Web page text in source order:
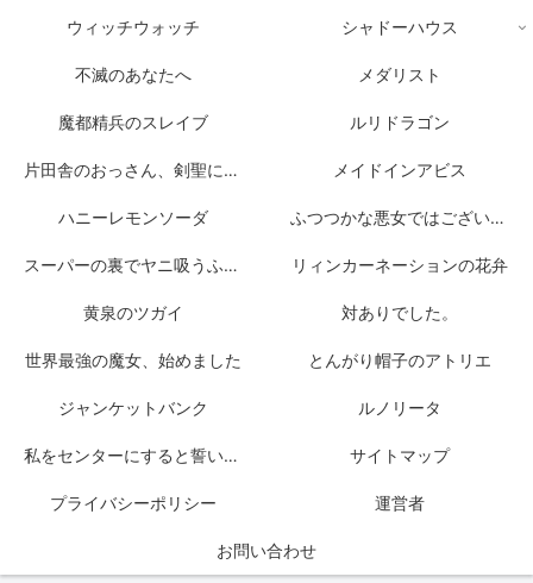
ウィッチウォッチ シャドーハウス
不滅のあなたへ メダリスト
魔都精兵のスレイブ ルリドラゴン
片田舎のおっさん、剣聖になる メイドインアビス
ハニーレモンソーダ ふつつかな悪女ではございますが
スーパーの裏でヤニ吸うふたり リィンカーネーションの花弁
黄泉のツガイ 対ありでした。
世界最強の魔女、始めました とんがり帽子のアトリエ
ジャンケットバンク ルノリータ
私をセンターにすると誓いますか？ サイトマップ
プライバシーポリシー 運営者
お問い合わせ